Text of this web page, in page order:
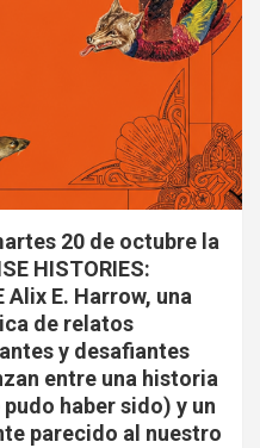
20 de octubre la
HISTORIES:
Alix E. Harrow, una
de relatos
y desafiantes
entre una historia
haber sido) y un
parecido al nuestro